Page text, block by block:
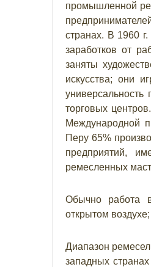
промышленной
странах. В 1960
заработков от
заняты
искусства; они
торговых
Международной
Перу 65%
предприятий,
ремесленных
Обычно работа
открытом
Диапазон
западных